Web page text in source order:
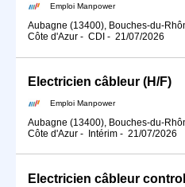
Emploi Manpower
Aubagne (13400), Bouches-du-
Côte d'Azur - CDI - 21/07/2026
Electricien câbleur (H/F)
Emploi Manpower
Aubagne (13400), Bouches-du-
Côte d'Azur - Intérim - 21/07/2026
Electricien câbleur